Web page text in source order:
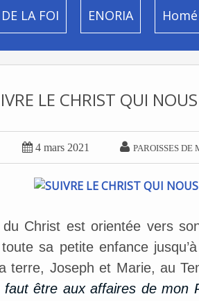
LA FOI ENORIA
LE CHRIST QUI
 4 mars 2021  PAROISSES DE
du Christ est orientée vers
sa petite enfance
terre, Joseph et Marie, au
faut être aux affaires de mon